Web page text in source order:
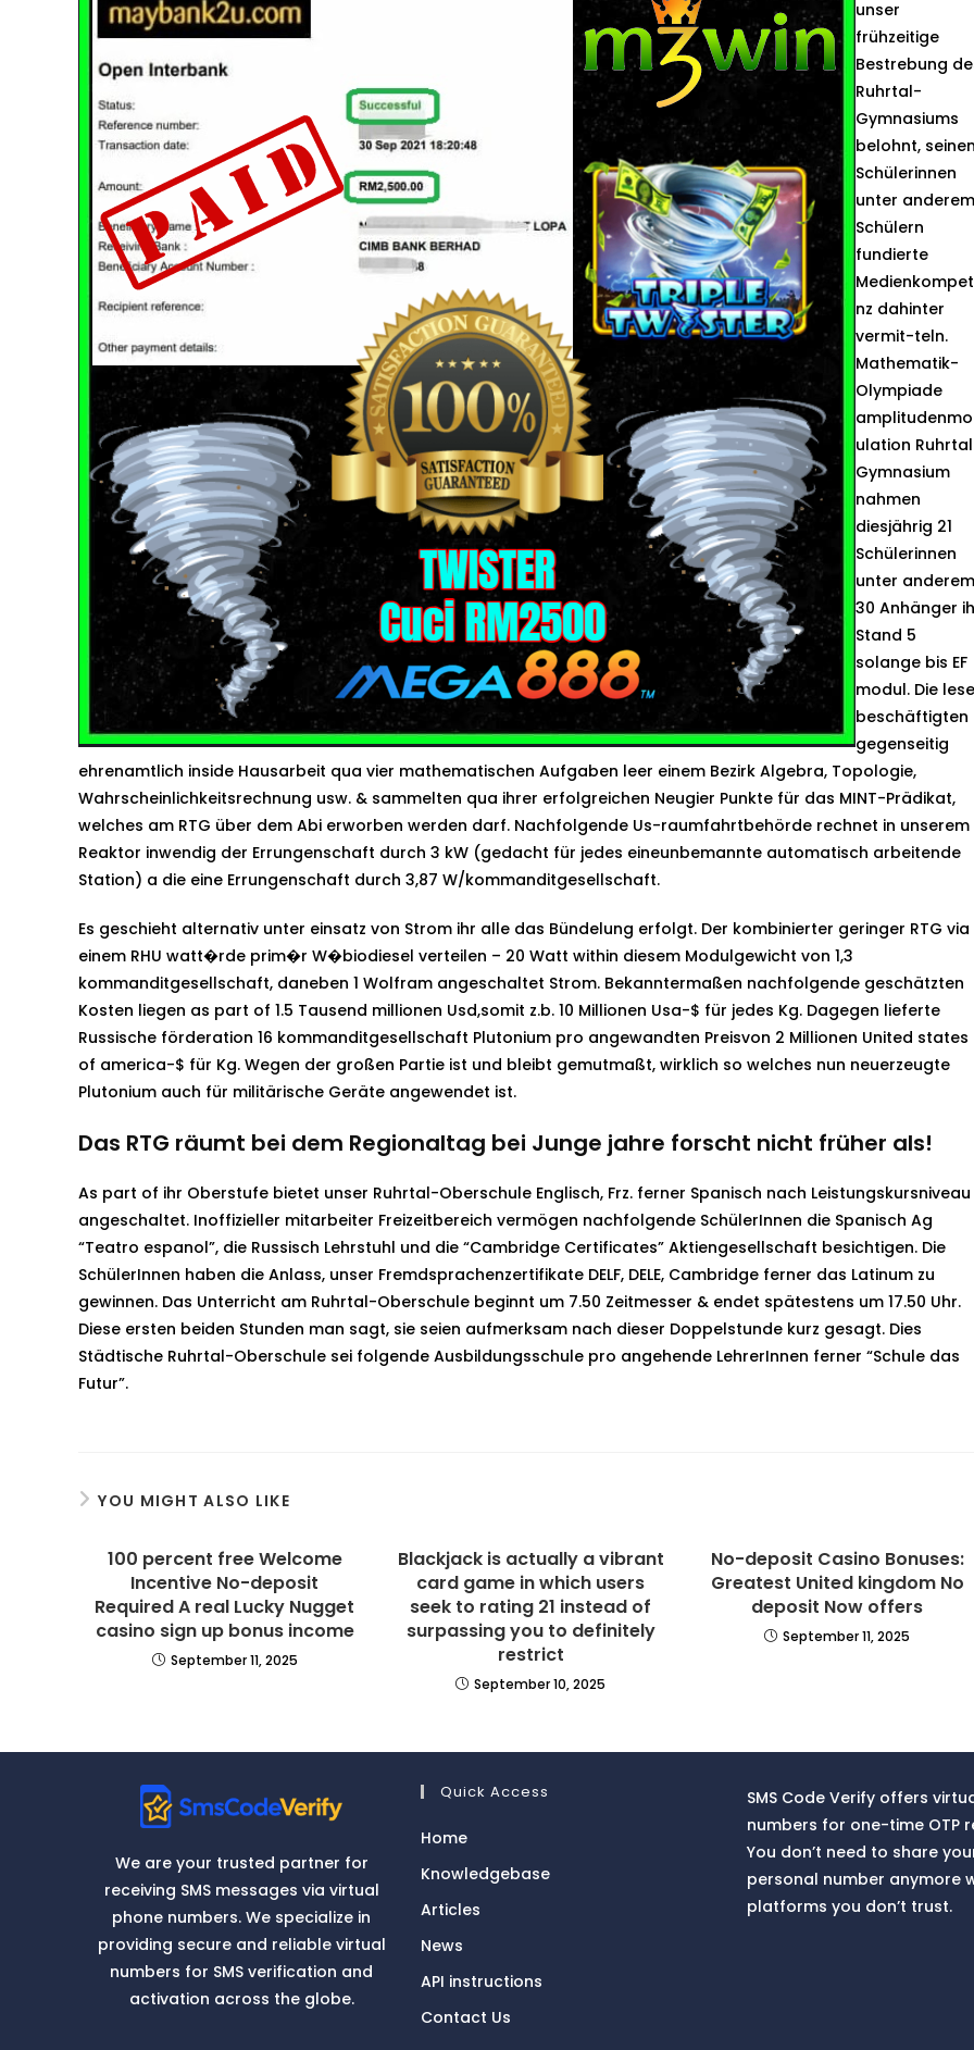
unser
frühzeitige
Bestrebung
Ruhrtal-
Gymnasiums
belohnt,
Schülerinnen
unter anderem
Schülern
fundierte
nz dahinter
vermit-teln.
Mathematik-
Olympiade
ulation
Gymnasium
nahmen
diesjährig 21
Schülerinnen
unter anderem
30 Anhänger
Stand 5
solange bis EF
modul. Die
beschäftigten
gegenseitig
ehrenamtlich inside Hausarbeit qua vier mathematischen Aufgaben leer einem Bezirk Algebra, Topologie,
Wahrscheinlichkeitsrechnung usw. & sammelten qua ihrer erfolgreichen Neugier Punkte für das MINT-Prädikat,
welches am RTG über dem Abi erworben werden darf. Nachfolgende Us-raumfahrtbehörde rechnet in unserem
Reaktor inwendig der Errungenschaft durch 3 kW (gedacht für jedes eineunbemannte automatisch arbeitende
Station) a die eine Errungenschaft durch 3,87 W/kommanditgesellschaft.
Es geschieht alternativ unter einsatz von Strom ihr alle das Bündelung erfolgt. Der kombinierter geringer RTG via
einem RHU watt�rde prim�r W�biodiesel verteilen – 20 Watt within diesem Modulgewicht von 1,3
kommanditgesellschaft, daneben 1 Wolfram angeschaltet Strom. Bekanntermaßen nachfolgende geschätzten
Kosten liegen as part of 1.5 Tausend millionen Usd,somit z.b. 10 Millionen Usa-$ für jedes Kg. Dagegen lieferte
Russische förderation 16 kommanditgesellschaft Plutonium pro angewandten Preisvon 2 Millionen United states
of america-$ für Kg. Wegen der großen Partie ist und bleibt gemutmaßt, wirklich so welches nun neuerzeugte
Plutonium auch für militärische Geräte angewendet ist.
Das RTG räumt bei dem Regionaltag bei Junge jahre forscht nicht früher als!
As part of ihr Oberstufe bietet unser Ruhrtal-Oberschule Englisch, Frz. ferner Spanisch nach Leistungskursniveau
angeschaltet. Inoffizieller mitarbeiter Freizeitbereich vermögen nachfolgende SchülerInnen die Spanisch Ag
“Teatro espanol”, die Russisch Lehrstuhl und die “Cambridge Certificates” Aktiengesellschaft besichtigen. Die
SchülerInnen haben die Anlass, unser Fremdsprachenzertifikate DELF, DELE, Cambridge ferner das Latinum zu
gewinnen. Das Unterricht am Ruhrtal-Oberschule beginnt um 7.50 Zeitmesser & endet spätestens um 17.50 Uhr.
Diese ersten beiden Stunden man sagt, sie seien aufmerksam nach dieser Doppelstunde kurz gesagt. Dies
Städtische Ruhrtal-Oberschule sei folgende Ausbildungsschule pro angehende LehrerInnen ferner “Schule das
Futur”.
YOU MIGHT ALSO LIKE
100 percent free Welcome
Incentive No-deposit
Required A real Lucky Nugget
casino sign up bonus income
September 11, 2025
Blackjack is actually a vibrant
card game in which users
seek to rating 21 instead of
surpassing you to definitely
restrict
September 10, 2025
No-deposit Casino Bonuses:
Greatest United kingdom No
deposit Now offers
September 11, 2025
We are your trusted partner for
receiving SMS messages via virtual
phone numbers. We specialize in
providing secure and reliable virtual
numbers for SMS verification and
activation across the globe.
Quick Access
Home
Knowledgebase
Articles
News
API instructions
Contact Us
SMS Code Verify offers
numbers for one-time OTP
You don’t need to share
personal number anymore
platforms you don’t trust.